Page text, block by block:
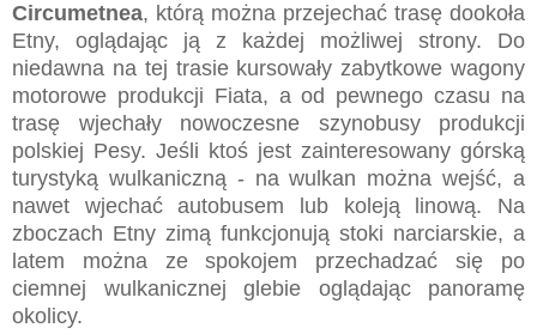
Circumetnea, którą można przejechać trasę dookoła
Etny, oglądając ją z każdej możliwej strony. Do
niedawna na tej trasie kursowały zabytkowe wagony
motorowe produkcji Fiata, a od pewnego czasu na
trasę wjechały nowoczesne szynobusy produkcji
polskiej Pesy. Jeśli ktoś jest zainteresowany górską
turystyką wulkaniczną - na wulkan można wejść, a
nawet wjechać autobusem lub koleją linową. Na
zboczach Etny zimą funkcjonują stoki narciarskie, a
latem można ze spokojem przechadzać się po
ciemnej wulkanicznej glebie oglądając panoramę
okolicy.